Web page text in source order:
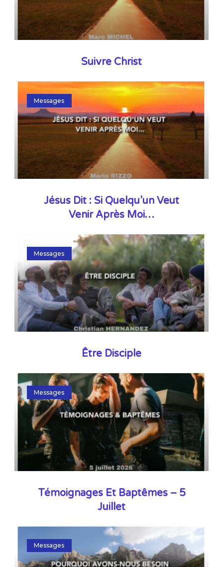
Suivre Christ
Messages
Jésus Dit : Si Quelqu’un Veut
Venir Après Moi…
Messages
Être Disciple
Messages
Témoignages Et Baptêmes – 5
Juillet
Messages